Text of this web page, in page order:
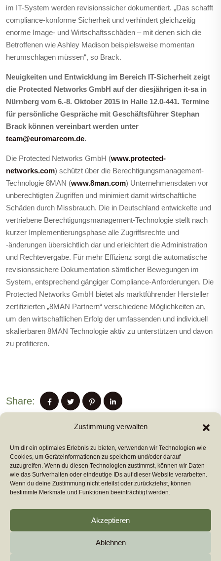
Zustimmung verwalten
Um dir ein optimales Erlebnis zu bieten, verwenden wir Technologien wie
Cookies, um Geräteinformationen zu speichern und/oder darauf
zuzugreifen. Wenn du diesen Technologien zustimmst, können wir Daten
wie das Surfverhalten oder eindeutige IDs auf dieser Website verarbeiten.
Wenn du deine Zustimmung nicht erteilst oder zurückziehst, können
bestimmte Merkmale und Funktionen beeinträchtigt werden.
Akzeptieren
Ablehnen
im IT-System werden revisionssicher dokumentiert. „Das schafft
compliance-konforme Sicherheit und verhindert gleichzeitig
enorme Image- und Wirtschaftsschäden – mit denen sich die
Betroffenen wie Ashley Madison beispielsweise momentan
herumschlagen müssen“, so Brack.
Neuigkeiten und Entwicklung im Bereich IT-Sicherheit zeigt
die Protected Networks GmbH auf der diesjährigen it-sa in
Nürnberg vom 6.-8. Oktober 2015 in Halle 12.0-441. Termine
für persönliche Gespräche mit Geschäftsführer Stephan
Brack können vereinbart werden unter
team@euromarcom.de.
Die Protected Networks GmbH (www.protected-
networks.com) schützt über die Berechtigungsmanagement-
Technologie 8MAN (www.8man.com) Unternehmensdaten vor
unberechtigten Zugriffen und minimiert damit wirtschaftliche
Schäden durch Missbrauch. Die in Deutschland entwickelte und
vertriebene Berechtigungsmanagement-Technologie stellt nach
kurzer Implementierungsphase alle Zugriffsrechte und
-änderungen übersichtlich dar und erleichtert die Administration
und Rechtevergabe. Für mehr Effizienz sorgt die automatische
revisionssichere Dokumentation sämtlicher Bewegungen im
System, entsprechend gängiger Compliance-Anforderungen. Die
Protected Networks GmbH bietet als marktführender Hersteller
zertifizierten „8MAN Partnern“ verschiedene Möglichkeiten an,
um den wirtschaftlichen Erfolg der umfassenden und individuell
skalierbaren 8MAN Technologie aktiv zu unterstützen und davon
zu profitieren.
Share:
PREVIUS POST
NEXT POST
euromarcomAll Rights Reserved by